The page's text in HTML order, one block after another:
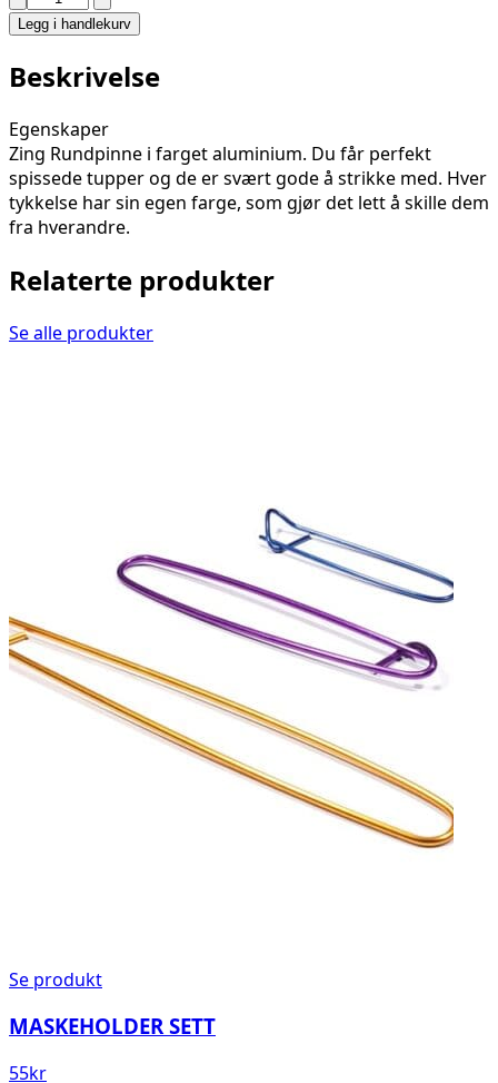
RUNDPINNER
antall
Legg i handlekurv
Beskrivelse
Egenskaper
Zing Rundpinne i farget aluminium. Du får perfekt
spissede tupper og de er svært gode å strikke med. Hver
tykkelse har sin egen farge, som gjør det lett å skille dem
fra hverandre.
Relaterte produkter
Se alle produkter
Se produkt
MASKEHOLDER SETT
55kr